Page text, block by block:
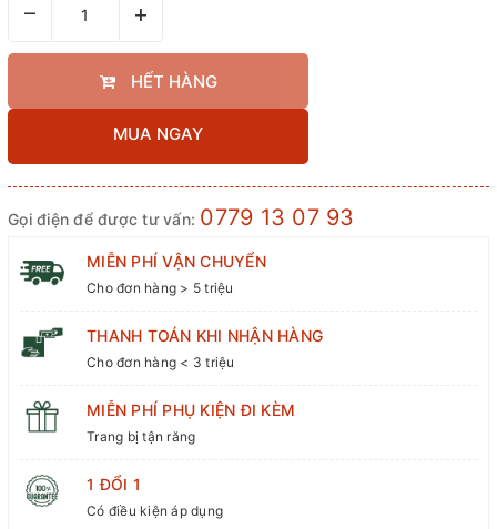
– +
HẾT HÀNG
MUA NGAY
Gọi điện để được tư vấn: 0779 13 07 93
MIỄN PHÍ VẬN CHUYỂN
Cho đơn hàng > 5 triệu
THANH TOÁN KHI NHẬN HÀNG
Cho đơn hàng < 3 triệu
MIỄN PHÍ PHỤ KIỆN ĐI KÈM
Trang bị tận răng
1 ĐỔI 1
Có điều kiện áp dụng